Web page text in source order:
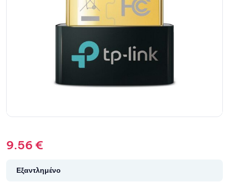
9.56 €
Εξαντλημένο